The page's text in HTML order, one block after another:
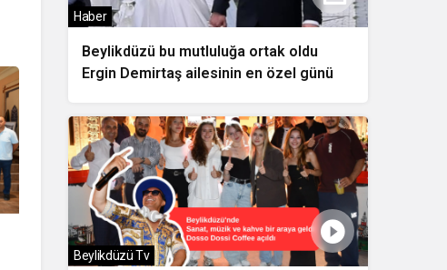
Beylikdüzü bu mutluluğa ortak oldu
Ergin Demirtaş ailesinin en özel günü
Haber
Beylikdüzü Tv